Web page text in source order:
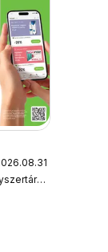
Alma Gyógyszertárak